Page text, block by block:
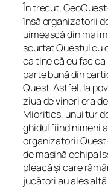
În trecut,
însă organizatorii
uimească din mai
scurtat Questul cu
ca tine că eu fac ca
parte bună din
Quest. Astfel, la
ziua de vineri era
Mioritics, unui tur
ghidul fiind nimeni
organizatorii
de mașină echipa
pleacă și care
jucători au ales